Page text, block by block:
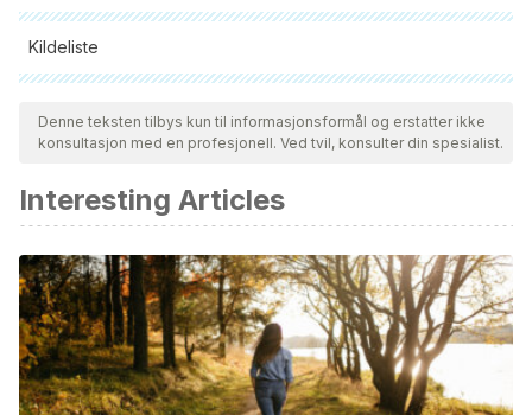
Kildeliste
Alle siterte kilder ble grundig gjennomgått av teamet vårt for å
sikre deres kvalitet, pålitelighet, aktualitet og validitet.
Bibliografien i denne artikkelen ble betraktet som pålitelig og
Aparicio Vizuete, A., & Ortega Anta, R. M. (2015). Efectos
del consumo del beta-glucano de la avena sobre el
colesterol sanguíneo: una revisión. Revista Española de
Nutrición Humana y Dietética.
https://doi.org/10.14306/renhyd.20.2.183
Grundy, M. M. L., Grassby, T., Mandalari, G., Waldron, K. W.,
Denne teksten tilbys kun til informasjonsformål og erstatter ikke
konsultasjon med en profesjonell. Ved tvil, konsulter din spesialist.
Interesting Articles